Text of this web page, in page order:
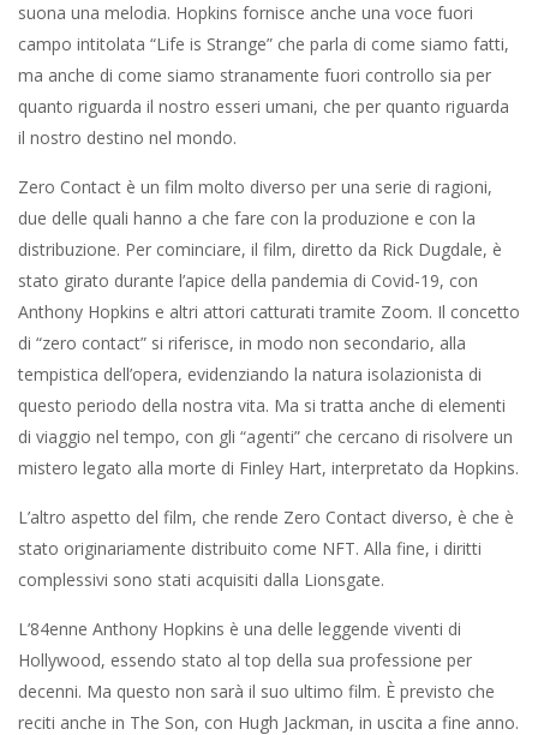
suona una melodia. Hopkins fornisce anche una voce fuori
campo intitolata “Life is Strange” che parla di come siamo fatti,
ma anche di come siamo stranamente fuori controllo sia per
quanto riguarda il nostro esseri umani, che per quanto riguarda
il nostro destino nel mondo.
Zero Contact è un film molto diverso per una serie di ragioni,
due delle quali hanno a che fare con la produzione e con la
distribuzione. Per cominciare, il film, diretto da Rick Dugdale, è
stato girato durante l’apice della pandemia di Covid-19, con
Anthony Hopkins e altri attori catturati tramite Zoom. Il concetto
di “zero contact” si riferisce, in modo non secondario, alla
tempistica dell’opera, evidenziando la natura isolazionista di
questo periodo della nostra vita. Ma si tratta anche di elementi
di viaggio nel tempo, con gli “agenti” che cercano di risolvere un
mistero legato alla morte di Finley Hart, interpretato da Hopkins.
L’altro aspetto del film, che rende Zero Contact diverso, è che è
stato originariamente distribuito come NFT. Alla fine, i diritti
complessivi sono stati acquisiti dalla Lionsgate.
L’84enne Anthony Hopkins è una delle leggende viventi di
Hollywood, essendo stato al top della sua professione per
decenni. Ma questo non sarà il suo ultimo film. È previsto che
reciti anche in The Son, con Hugh Jackman, in uscita a fine anno.